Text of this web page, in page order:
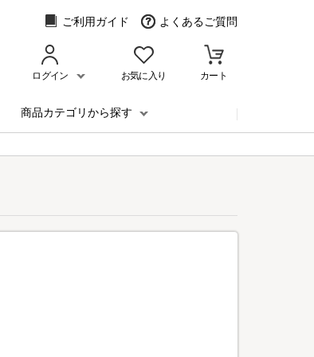
ご利用ガイド よくあるご質問
ログイン お気に入り カート
商品カテゴリから探す